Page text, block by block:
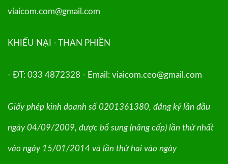
viaicom.com@gmail.com
KHIẾU NẠI - THAN PHIỀN
- ĐT: 033 4872328 - Email: viaicom.ceo@gmail.com
Giấy phép kinh doanh số 0201361380, đăng ký lần đầu
ngày 04/09/2009, được bổ sung (nâng cấp) lần thứ nhất
vào ngày 15/01/2014 và lần thứ hai vào ngày